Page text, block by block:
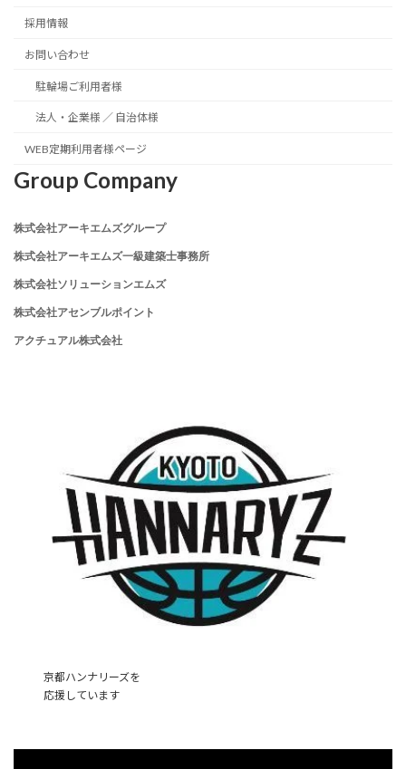
採用情報
お問い合わせ
駐輪場ご利用者様
法人・企業様 ／ 自治体様
WEB定期利用者様ページ
Group Company
株式会社アーキエムズグループ
株式会社アーキエムズ一級建築士事務所
株式会社ソリューションエムズ
株式会社アセンブルポイント
アクチュアル株式会社
京都ハンナリーズを
応援しています